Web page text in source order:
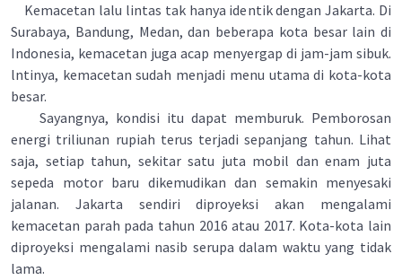
Kemacetan lalu lintas tak hanya identik dengan Jakarta. Di
Surabaya, Bandung, Medan, dan beberapa kota besar lain di
Indonesia, kemacetan juga acap menyergap di jam-jam sibuk.
lntinya, kemacetan sudah menjadi menu utama di kota-kota
besar.
Sayangnya, kondisi itu dapat memburuk. Pemborosan
energi triliunan rupiah terus terjadi sepanjang tahun. Lihat
saja, setiap tahun, sekitar satu juta mobil dan enam juta
sepeda motor baru dikemudikan dan semakin menyesaki
jalanan. Jakarta sendiri diproyeksi akan mengalami
kemacetan parah pada tahun 2016 atau 2017. Kota-kota lain
diproyeksi mengalami nasib serupa dalam waktu yang tidak
lama.